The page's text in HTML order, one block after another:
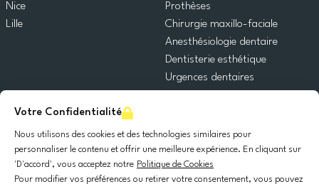
Votre Confidentialité
Nous utilisons des cookies et des technologies similaires pour
personnaliser le contenu et offrir une meilleure expérience. En cliquant sur
'D'accord', vous acceptez notre Politique de Cookies
Pour modifier vos préférences ou retirer votre consentement, vous pouvez
Nice
Lille
Prothèses
Chirurgie maxillo-faciale
Anesthésiologie dentaire
Dentisterie esthétique
Urgences dentaires
Chirurgie orale
Implantologie dentaire
Parodontie